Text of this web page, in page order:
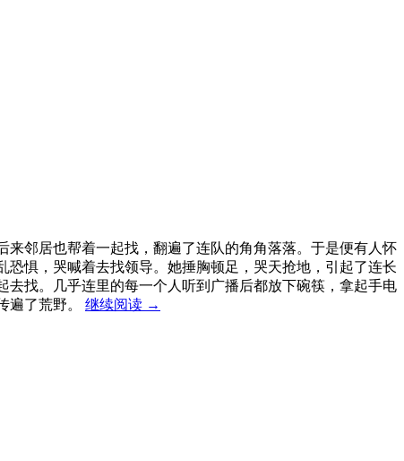
邻居也帮着一起找，翻遍了连队的角角落落。于是便有人怀
惧，哭喊着去找领导。她捶胸顿足，哭天抢地，引起了连长
找。几乎连里的每一个人听到广播后都放下碗筷，拿起手电
遍了荒野。 继续阅读 →